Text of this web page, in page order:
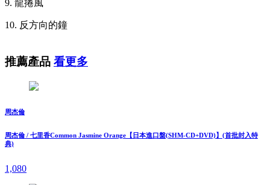
9. 龍捲風
10. 反方向的鐘
推薦產品 看更多
周杰倫
周杰倫 / 七里香Common Jasmine Orange【日本進口盤(SHM-CD+DVD)】(首批封入特
典)
1,080